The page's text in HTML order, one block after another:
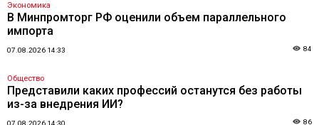
Экономика
В Минпромторг РФ оценили объем параллельного
импорта
07.08.2026 14:33 84
Общество
Представили каких профессий останутся без работы
из-за внедрения ИИ?
07.08.2026 14:30 86